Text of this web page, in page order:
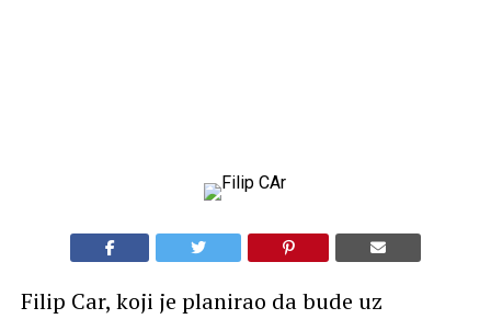
Filip Car, koji je planirao da bude uz